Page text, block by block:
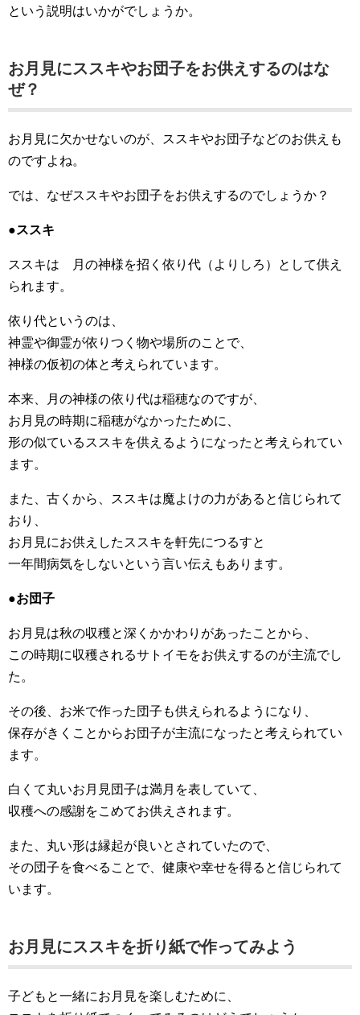
という説明はいかがでしょうか。
お月見にススキやお団子をお供えするのはな
ぜ？
お月見に欠かせないのが、ススキやお団子などのお供えも
のですよね。
では、なぜススキやお団子をお供えするのでしょうか？
●ススキ
ススキは 月の神様を招く依り代（よりしろ）として供え
られます。
依り代というのは、
神霊や御霊が依りつく物や場所のことで、
神様の仮初の体と考えられています。
本来、月の神様の依り代は稲穂なのですが、
お月見の時期に稲穂がなかったために、
形の似ているススキを供えるようになったと考えられてい
ます。
また、古くから、ススキは魔よけの力があると信じられて
おり、
お月見にお供えしたススキを軒先につるすと
一年間病気をしないという言い伝えもあります。
●お団子
お月見は秋の収穫と深くかかわりがあったことから、
この時期に収穫されるサトイモをお供えするのが主流でし
た。
その後、お米で作った団子も供えられるようになり、
保存がきくことからお団子が主流になったと考えられてい
ます。
白くて丸いお月見団子は満月を表していて、
収穫への感謝をこめてお供えされます。
また、丸い形は縁起が良いとされていたので、
その団子を食べることで、健康や幸せを得ると信じられて
います。
お月見にススキを折り紙で作ってみよう
子どもと一緒にお月見を楽しむために、